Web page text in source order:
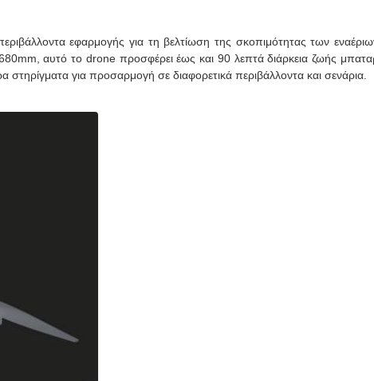
εφαρμογής για τη βελτίωση της σκοπιμότητας των
αυτό το drone προσφέρει έως και 90 λεπτά διάρκεια ζωής
για προσαρμογή σε διαφορετικά περιβάλλοντα και σενάρια.